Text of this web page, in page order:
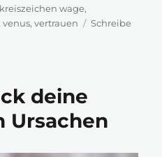
wage,
,venus,vertrauen
Schreibe
deine
Ursachen